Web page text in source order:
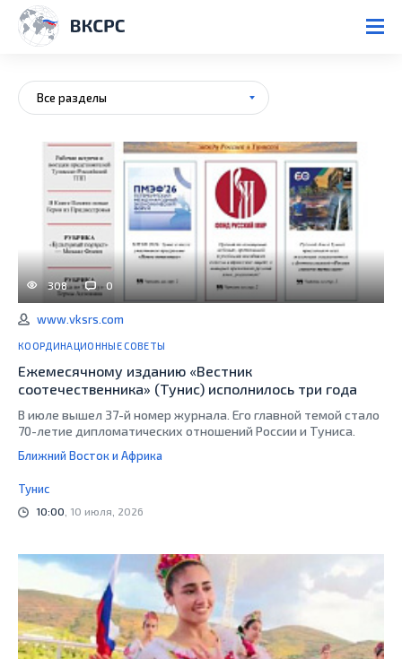
Все разделы
308 0
www.vksrs.com
КООРДИНАЦИОННЫЕ СОВЕТЫ
Ежемесячному изданию «Вестник
соотечественника» (Тунис) исполнилось три года
В июле вышел 37-й номер журнала. Его главной темой стало
70-летие дипломатических отношений России и Туниса.
Ближний Восток и Африка
Тунис
10:00 , 10 июля, 2026